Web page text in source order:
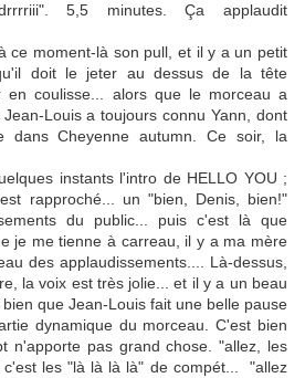
5,5 minutes. Ça applaudit
ce moment-là son pull, et il y a un petit
doit le jeter au dessus de la tête
en coulisse... alors que le morceau a
Louis a toujours connu Yann, dont
dans Cheyenne autumn. Ce soir, la
instants l'intro de HELLO YOU ;
rapproché... un "bien, Denis, bien!"
du public... puis c'est là que
je me tienne à carreau, il y a ma mère
des applaudissements.... Là-dessus,
la voix est très jolie... et il y a un beau
que Jean-Louis fait une belle pause
dynamique du morceau. C'est bien
n'apporte pas grand chose. "allez, les
les "là là là là" de compét... "allez